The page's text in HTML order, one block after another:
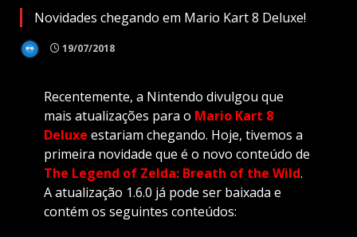
Novidades chegando em Mario Kart 8 Deluxe!
19/07/2018
Recentemente, a Nintendo divulgou que
mais atualizações para o Mario Kart 8
Deluxe estariam chegando. Hoje, tivemos a
primeira novidade que é o novo conteúdo de
The Legend of Zelda: Breath of the Wild.
A atualização 1.6.0 já pode ser baixada e
contém os seguintes conteúdos: